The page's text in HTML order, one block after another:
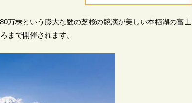
万株という膨大な数の芝桜の競演が美しい本栖湖の富士
まで開催されます。